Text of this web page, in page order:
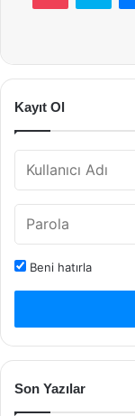
Kayıt Ol
Beni hatırla
Son Yazılar